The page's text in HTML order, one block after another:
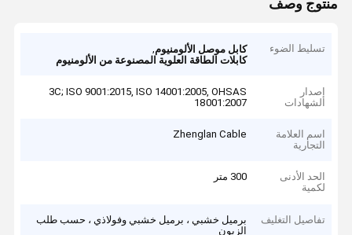
منتوج وصف
تسليط الضوء كابل موصل الألومنيوم,
كابلات الطاقة العلوية المصنوعة من الألومنيوم
إصدار
الشهادات
3C; ISO 9001:2015, ISO 14001:2005, OHSAS
18001:2007
اسم العلامة
التجارية
Zhenglan Cable
الحد الأدنى
لكمية
300 متر
تفاصيل التغليف
برميل خشبي ، برميل خشبي وفولاذي ، حسب طلب
الزبون